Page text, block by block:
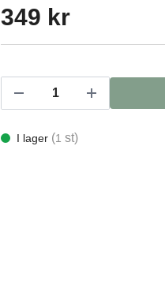
349 kr
I lager (1 st)